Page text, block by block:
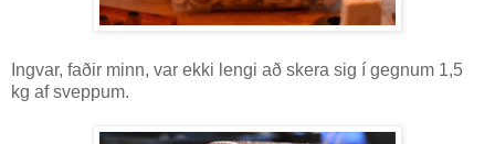
Ingvar, faðir minn, var ekki lengi að skera sig í gegnum 1,5
kg af sveppum.